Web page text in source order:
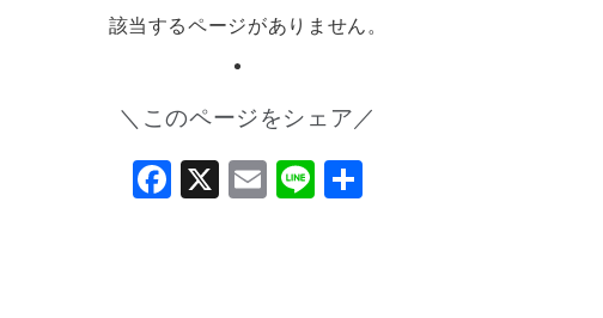
該当するページがありません。
＼このページをシェア／
Facebook
X Email
Line